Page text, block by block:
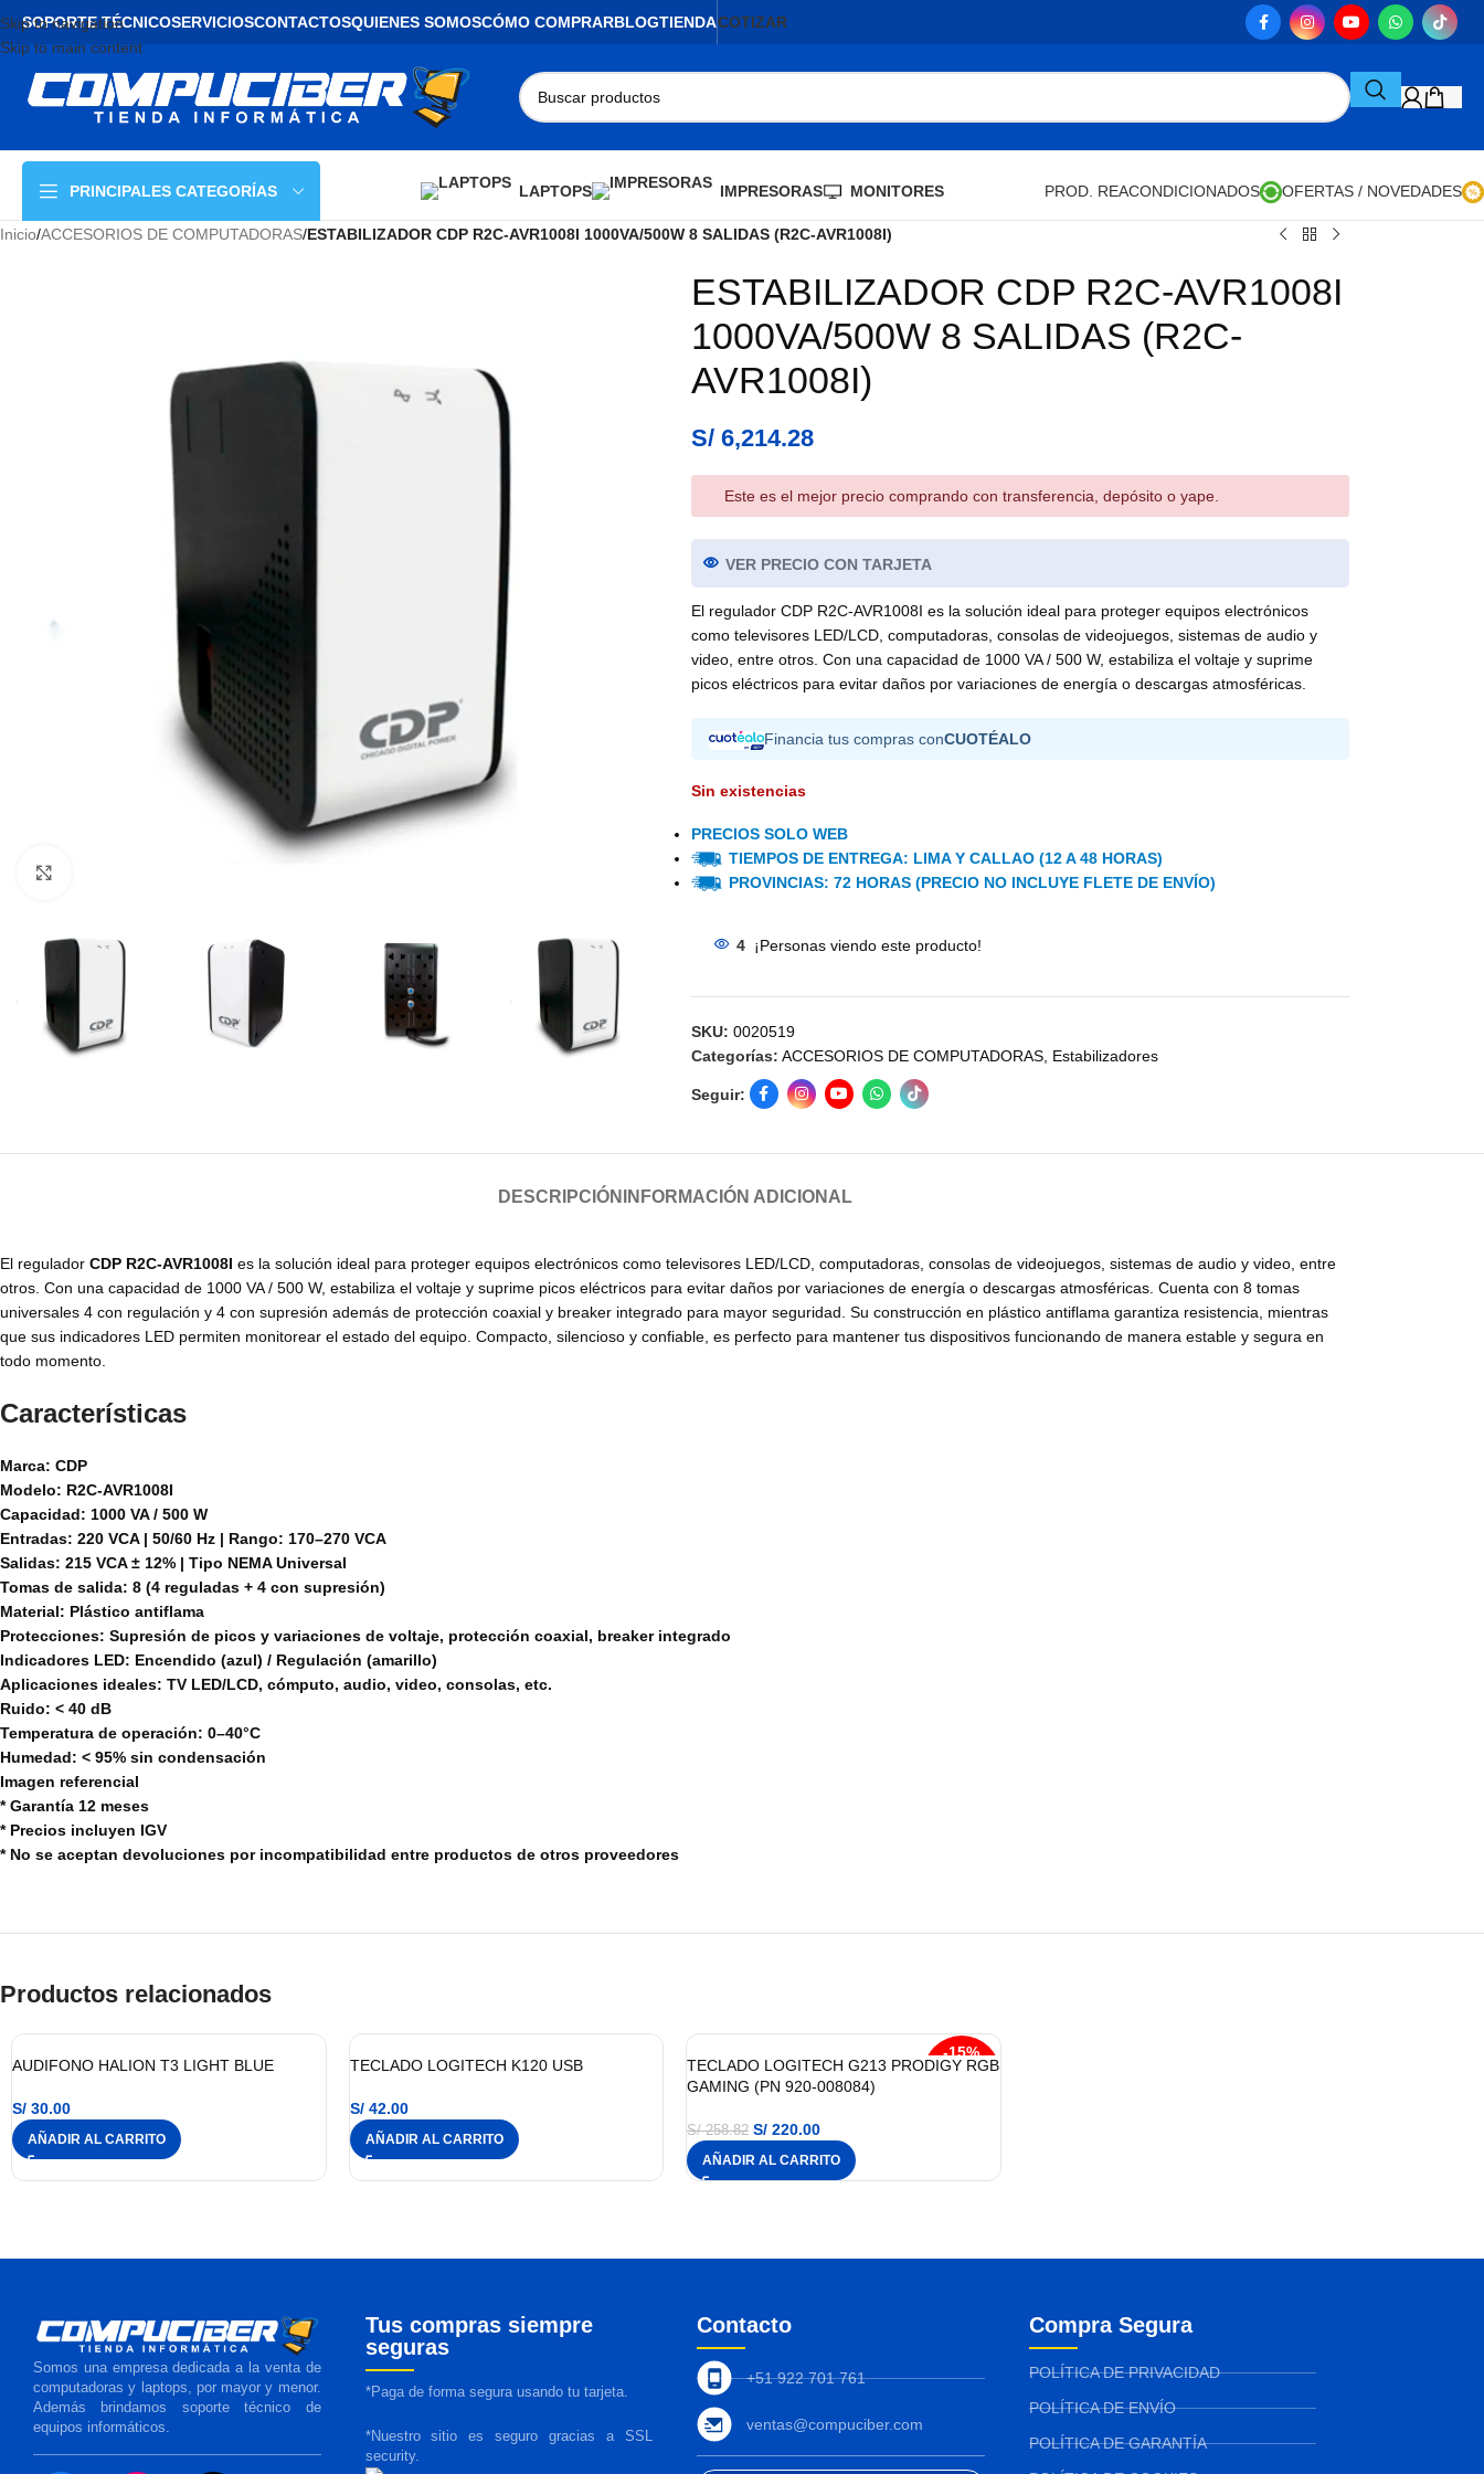
Skip to navigation
Skip to main content
SOPORTE TÉCNICOSERVICIOSCONTACTOSQUIENES SOMOSCÓMO COMPRARBLOGTIENDACOTIZAR
PRINCIPALES CATEGORÍAS LAPTOPS IMPRESORAS MONITORES PROD. REACONDICIONADOS OFERTAS / NOVEDADES
Inicio/ACCESORIOS DE COMPUTADORAS/ESTABILIZADOR CDP R2C-AVR1008I 1000VA/500W 8 SALIDAS (R2C-AVR1008I)
ESTABILIZADOR CDP R2C-AVR1008I
1000VA/500W 8 SALIDAS (R2C-
AVR1008I)
S/6,214.28
Este es el mejor precio comprando con transferencia, depósito o yape.
VER PRECIO CON TARJETA
El regulador CDP R2C-AVR1008I es la solución ideal para proteger equipos electrónicos
como televisores LED/LCD, computadoras, consolas de videojuegos, sistemas de audio y
video, entre otros. Con una capacidad de 1000 VA / 500 W, estabiliza el voltaje y suprime
picos eléctricos para evitar daños por variaciones de energía o descargas atmosféricas.
Financia tus compras conCUOTÉALO
Sin existencias
PRECIOS SOLO WEB
TIEMPOS DE ENTREGA: LIMA Y CALLAO (12 A 48 HORAS)
PROVINCIAS: 72 HORAS (PRECIO NO INCLUYE FLETE DE ENVÍO)
4 ¡Personas viendo este producto!
SKU: 0020519
Categorías: ACCESORIOS DE COMPUTADORAS, Estabilizadores
Seguir:
DESCRIPCIÓN INFORMACIÓN ADICIONAL
El regulador CDP R2C-AVR1008I es la solución ideal para proteger equipos electrónicos como televisores LED/LCD, computadoras, consolas de videojuegos, sistemas de audio y video, entre
otros. Con una capacidad de 1000 VA / 500 W, estabiliza el voltaje y suprime picos eléctricos para evitar daños por variaciones de energía o descargas atmosféricas. Cuenta con 8 tomas
universales 4 con regulación y 4 con supresión además de protección coaxial y breaker integrado para mayor seguridad. Su construcción en plástico antiflama garantiza resistencia, mientras
que sus indicadores LED permiten monitorear el estado del equipo. Compacto, silencioso y confiable, es perfecto para mantener tus dispositivos funcionando de manera estable y segura en
todo momento.
Características
Marca: CDP
Modelo: R2C-AVR1008I
Capacidad: 1000 VA / 500 W
Entradas: 220 VCA | 50/60 Hz | Rango: 170–270 VCA
Salidas: 215 VCA ± 12% | Tipo NEMA Universal
Tomas de salida: 8 (4 reguladas + 4 con supresión)
Material: Plástico antiflama
Protecciones: Supresión de picos y variaciones de voltaje, protección coaxial, breaker integrado
Indicadores LED: Encendido (azul) / Regulación (amarillo)
Aplicaciones ideales: TV LED/LCD, cómputo, audio, video, consolas, etc.
Ruido: < 40 dB
Temperatura de operación: 0–40°C
Humedad: < 95% sin condensación
Imagen referencial
* Garantía 12 meses
* Precios incluyen IGV
* No se aceptan devoluciones por incompatibilidad entre productos de otros proveedores
Productos relacionados
AUDIFONO HALION T3 LIGHT BLUE
S/ 30.00
AÑADIR AL CARRITO
TECLADO LOGITECH K120 USB
S/42.00
AÑADIR AL CARRITO
-15%
TECLADO LOGITECH G213 PRODIGY RGB
GAMING (PN 920-008084)
S/258.82 S/ 220.00
AÑADIR AL CARRITO
Somos una empresa dedicada a la venta de
computadoras y laptops, por mayor y menor.
Además brindamos soporte técnico de
equipos informáticos.
Tus compras siempre
seguras
*Paga de forma segura usando tu tarjeta.
*Nuestro sitio es seguro gracias a SSL
security.
Contacto
+51 922 701 761
ventas@compuciber.com
Compra Segura
POLÍTICA DE PRIVACIDAD
POLÍTICA DE ENVÍO
POLÍTICA DE GARANTÍA